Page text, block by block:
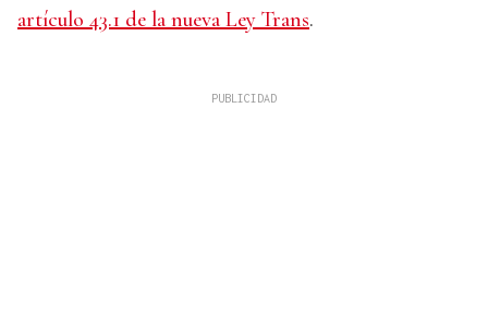
artículo 43.1 de la nueva Ley Trans.